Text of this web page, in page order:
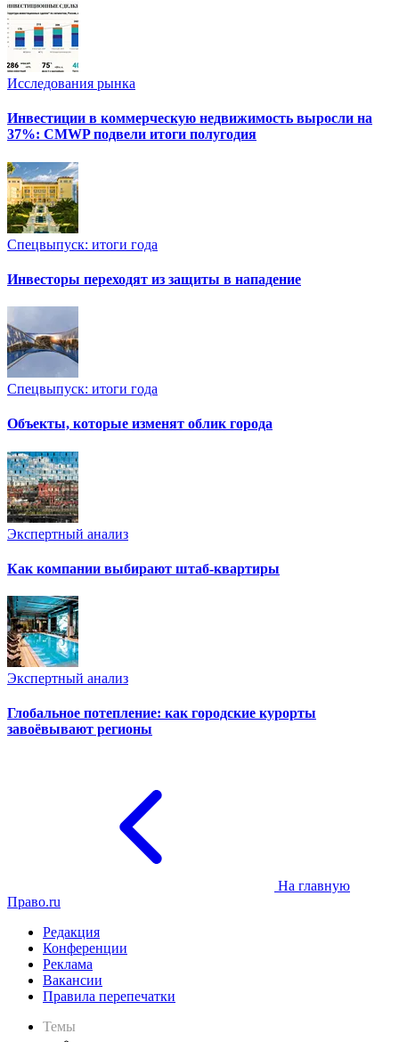
Исследования рынка
Инвестиции в коммерческую недвижимость выросли на
37%: CMWP подвели итоги полугодия
Спецвыпуск: итоги года
Инвесторы переходят из защиты в нападение
Спецвыпуск: итоги года
Объекты, которые изменят облик города
Экспертный анализ
Как компании выбирают штаб-квартиры
Экспертный анализ
Глобальное потепление: как городские курорты
завоёвывают регионы
На главную
Право.ru
Редакция
Конференции
Реклама
Вакансии
Правила перепечатки
Темы